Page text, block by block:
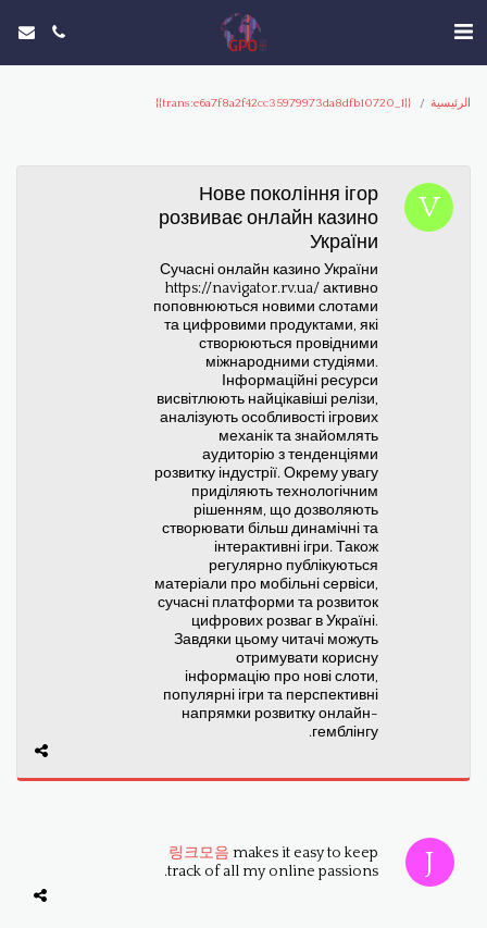
الرئيسية {{trans:e6a7f8a2f42cc35979973da8dfb10720_1}}
Нове покоління ігор
розвиває онлайн казино
України
Сучасні онлайн казино України
https://navigator.rv.ua/ активно
поповнюються новими слотами
та цифровими продуктами, які
створюються провідними
міжнародними студіями.
Інформаційні ресурси
висвітлюють найцікавіші релізи,
аналізують особливості ігрових
механік та знайомлять
аудиторію з тенденціями
розвитку індустрії. Окрему увагу
приділяють технологічним
рішенням, що дозволяють
створювати більш динамічні та
інтерактивні ігри. Також
регулярно публікуються
матеріали про мобільні сервіси,
сучасні платформи та розвиток
цифрових розваг в Україні.
Завдяки цьому читачі можуть
отримувати корисну
інформацію про нові слоти,
популярні ігри та перспективні
напрямки розвитку онлайн-
гемблінгу.
링크모음 makes it easy to keep
track of all my online passions.